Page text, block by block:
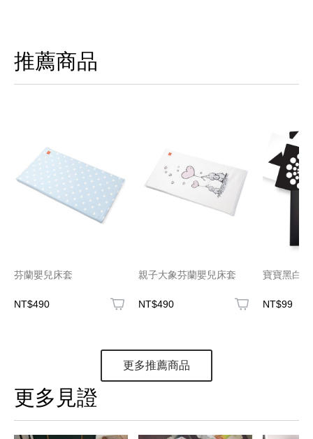
推薦商品
芬蘭嬰兒床套
NT$490
親子大象芬蘭嬰兒床套
NT$490
寶寶黑白
NT$99
更多推薦商品
更多見證